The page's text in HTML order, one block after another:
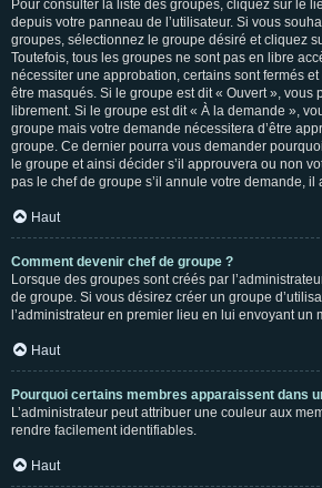
Pour consulter la liste des groupes, cliquez sur le
depuis votre panneau de l’utilisateur. Si vous
groupes, sélectionnez le groupe désiré et cliquez
Toutefois, tous les groupes ne sont pas en libre
nécessiter une approbation, certains sont fermés et
être masqués. Si le groupe est dit « Ouvert », vous
librement. Si le groupe est dit « À la demande »,
groupe mais votre demande nécessitera d’être
groupe. Ce dernier pourra vous demander
le groupe et ainsi décider s’il approuvera ou non
pas le chef de groupe s’il annule votre demande, il
Haut
Comment devenir chef de groupe ?
Lorsque des groupes sont créés par
de groupe. Si vous désirez créer un groupe
l’administrateur en premier lieu en lui envoyant un
Haut
Pourquoi certains membres apparaissent dans
L’administrateur peut attribuer une couleur aux
rendre facilement identifiables.
Haut